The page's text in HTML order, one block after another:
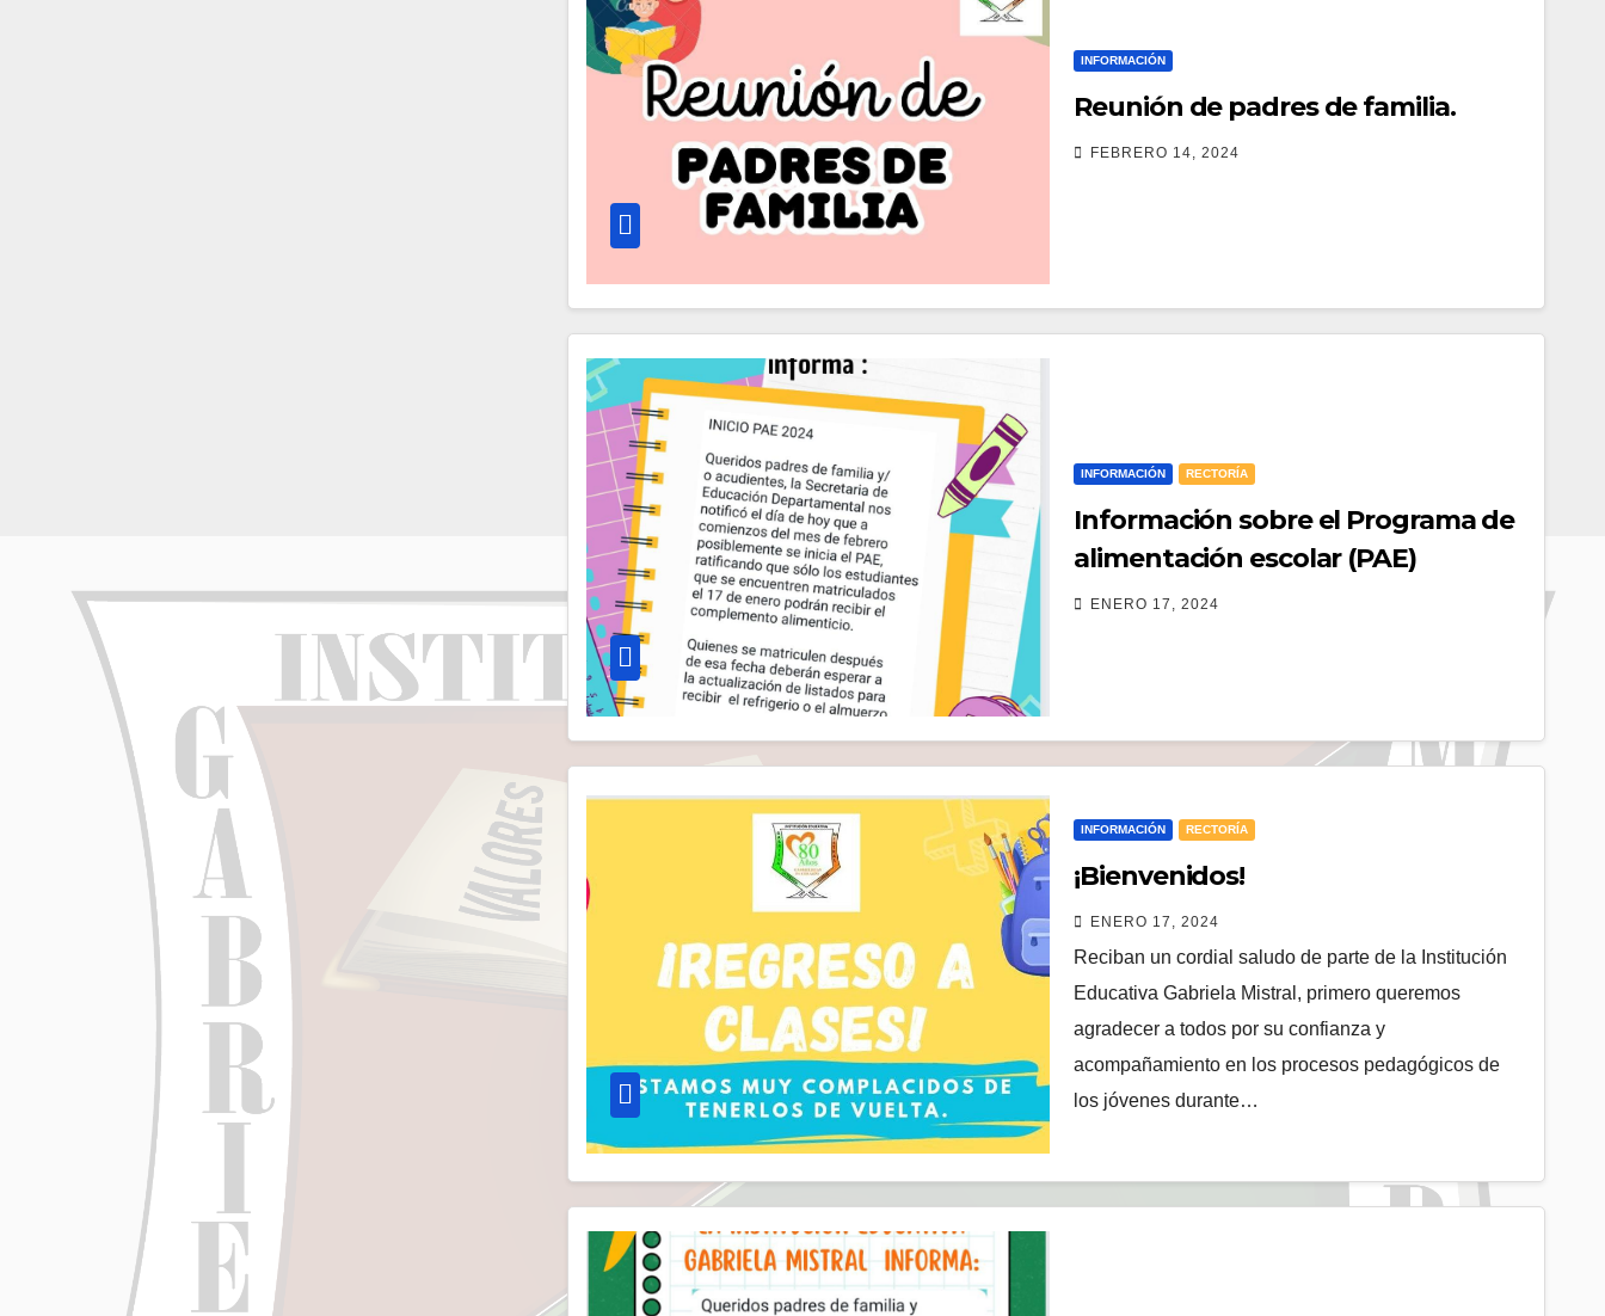
INFORMACIÓN
Reunión de padres de familia.
FEBRERO 14, 2024
INFORMACIÓN RECTORÍA
Información sobre el Programa de
alimentación escolar (PAE)
ENERO 17, 2024
INFORMACIÓN RECTORÍA
¡Bienvenidos!
ENERO 17, 2024
Reciban un cordial saludo de parte de la Institución
Educativa Gabriela Mistral, primero queremos
agradecer a todos por su confianza y
acompañamiento en los procesos pedagógicos de
los jóvenes durante…